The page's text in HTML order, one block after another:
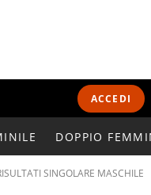
ACCEDI
DOPPIO
SINGOLARE MASCHILE